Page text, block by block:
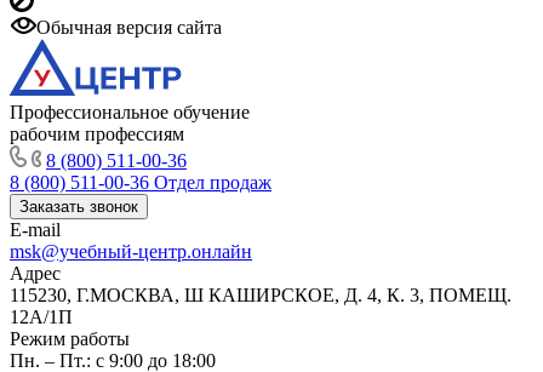
Обычная версия сайта
Профессиональное обучение
рабочим профессиям
8 (800) 511-00-36
8 (800) 511-00-36 Отдел продаж
Заказать звонок
E-mail
msk@учебный-центр.онлайн
Адрес
115230, Г.МОСКВА, Ш КАШИРСКОЕ, Д. 4, К. 3, ПОМЕЩ.
12А/1П
Режим работы
Пн. – Пт.: с 9:00 до 18:00